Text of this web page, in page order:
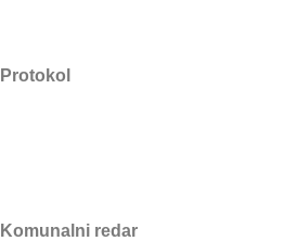
Protokol
Komunalni redar